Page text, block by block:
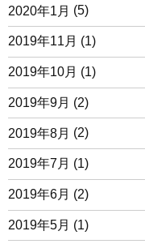
2020年1月 (5)
2019年11月 (1)
2019年10月 (1)
2019年9月 (2)
2019年8月 (2)
2019年7月 (1)
2019年6月 (2)
2019年5月 (1)